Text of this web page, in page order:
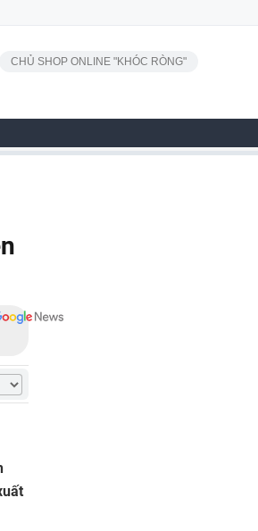
CHỦ SHOP ONLINE "KHÓC RÒNG"